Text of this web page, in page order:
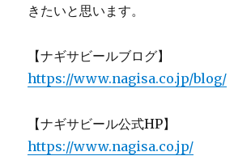
きたいと思います。
【ナギサビールブログ】
https://www.nagisa.co.jp/blog/
【ナギサビール公式HP】
https://www.nagisa.co.jp/